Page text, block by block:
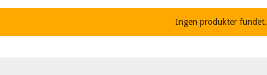
Ingen produkter fundet.